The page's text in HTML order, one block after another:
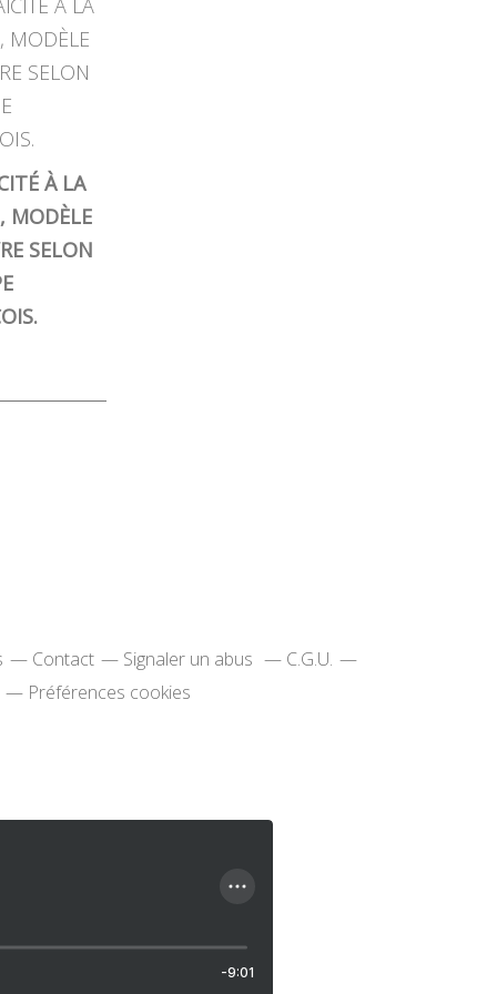
À LA
MODÈLE
SELON
Contact Signaler un abus
C.G.U.
Préférences cookies
-9:01